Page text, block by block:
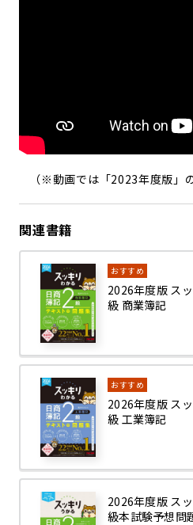
（※動画では「2023年度版」
関連書籍
おすすめ
2026年度版 ス
級 商業簿記
おすすめ
2026年度版 ス
級 工業簿記
2026年度版 ス
級本試験予想問